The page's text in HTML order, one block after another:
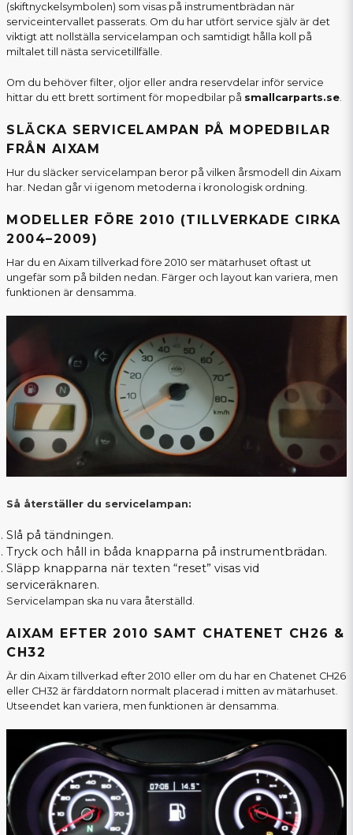
(skiftnyckelsymbolen) som visas på instrumentbrädan när
serviceintervallet passerats. Om du har utfört service själv är det
viktigt att nollställa servicelampan och samtidigt hålla koll på
miltalet till nästa servicetillfälle.
Om du behöver filter, oljor eller andra reservdelar inför service
hittar du ett brett sortiment för mopedbilar på smallcarparts.se.
SLÄCKA SERVICELAMPAN PÅ MOPEDBILAR
FRÅN AIXAM
Hur du släcker servicelampan beror på vilken årsmodell din Aixam
har. Nedan går vi igenom metoderna i kronologisk ordning.
MODELLER FÖRE 2010 (TILLVERKADE CIRKA
2004–2009)
Har du en Aixam tillverkad före 2010 ser mätarhuset oftast ut
ungefär som på bilden nedan. Färger och layout kan variera, men
funktionen är densamma.
Så återställer du servicelampan:
Slå på tändningen.
Tryck och håll in båda knapparna på instrumentbrädan.
Släpp knapparna när texten “reset” visas vid
serviceräknaren.
Servicelampan ska nu vara återställd.
AIXAM EFTER 2010 SAMT CHATENET CH26 &
CH32
Är din Aixam tillverkad efter 2010 eller om du har en Chatenet CH26
eller CH32 är färddatorn normalt placerad i mitten av mätarhuset.
Utseendet kan variera, men funktionen är densamma.